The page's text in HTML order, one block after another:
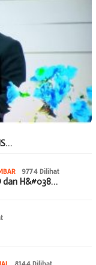
9774 Dilihat
dan H&#038…